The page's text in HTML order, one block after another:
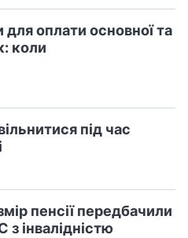
для оплати основної та
коли
під час
пенсії передбачили
з інвалідністю